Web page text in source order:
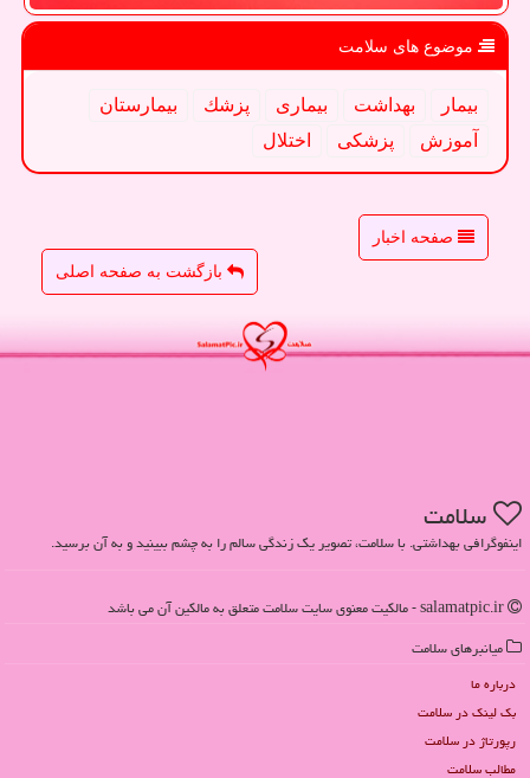
موضوع های سلامت
بیمار بهداشت بیماری پزشك
بیمارستان
آموزش
پزشكی اختلال
صفحه اخبار
بازگشت به صفحه اصلی
سلامت
اینفوگرافی بهداشتی. با سلامت، تصویر یک زندگی سالم را به چشم ببینید و به آن برسید.
میانبرهای سلامت
درباره ما
بک لینک در سلامت
رپورتاژ در سلامت
مطالب سلامت